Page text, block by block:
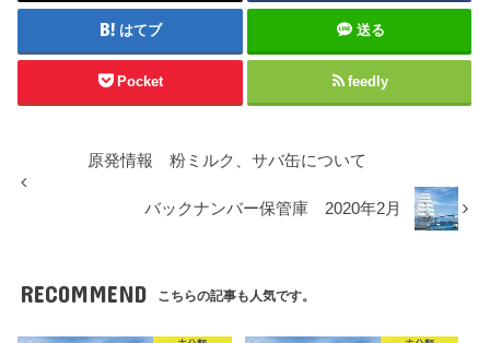
はてブ 送る
Pocket feedly
原発情報 粉ミルク、サバ缶について
バックナンバー保管庫 2020年2月
RECOMMEND こちらの記事も人気です。